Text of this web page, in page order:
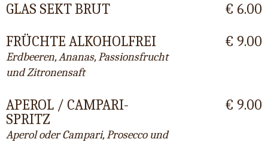
GLAS SEKT BRUT
€ 6.00
FRÜCHTE ALKOHOLFREI
Erdbeeren, Ananas, Passionsfrucht
und Zitronensaft
€ 9.00
APEROL / CAMPARI-
SPRITZ
Aperol oder Campari, Prosecco und
€ 9.00